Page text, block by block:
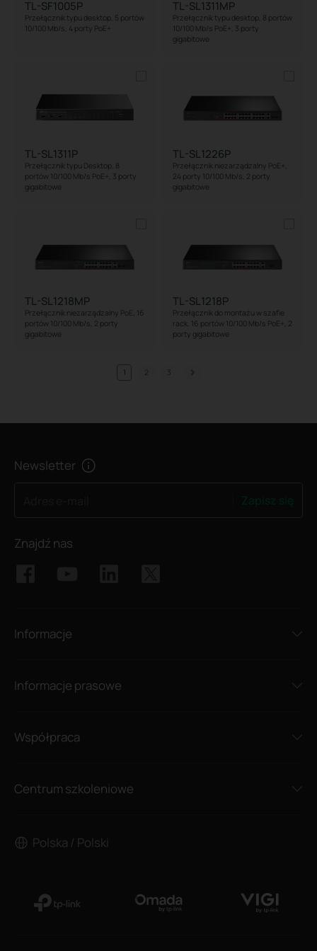
TL-SF1005P
Przełącznik typu desktop, 5 portów
10/100 Mb/s, 4 porty PoE+
TL-SL1311MP
Przełącznik typu desktop, 8 portów
10/100 Mb/s PoE+, 3 porty
gigabitowe
TL-SL1311P
Przełącznik typu Desktop, 8
portów 10/100 Mb/s PoE+, 3 porty
gigabitowe
TL-SL1226P
Przełącznik niezarządzalny PoE+,
24 porty 10/100 Mb/s, 2 porty
gigabitowe
TL-SL1218MP
Przełącznik niezarządzalny PoE, 16
portów 10/100 Mb/s, 2 porty
gigabitowe
TL-SL1218P
Przełącznik do montażu w szafie
rack, 16 portów 10/100 Mb/s PoE+, 2
porty gigabitowe
1 2 3
Newsletter
Znajdź nas
Informacje
Informacje prasowe
Współpraca
Centrum szkoleniowe
Polska / Polski